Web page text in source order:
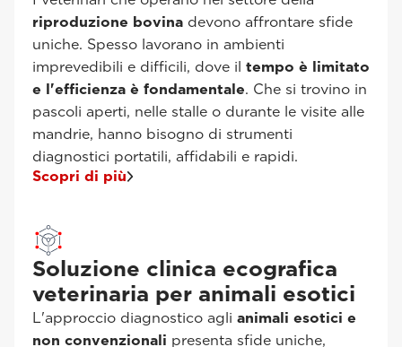
riproduzione bovina devono affrontare sfide
uniche. Spesso lavorano in ambienti
imprevedibili e difficili, dove il tempo è limitato
e l'efficienza è fondamentale. Che si trovino in
pascoli aperti, nelle stalle o durante le visite alle
mandrie, hanno bisogno di strumenti
diagnostici portatili, affidabili e rapidi.
Scopri di più
Soluzione clinica ecografica
veterinaria per animali esotici
L'approccio diagnostico agli animali esotici e
non convenzionali presenta sfide uniche,